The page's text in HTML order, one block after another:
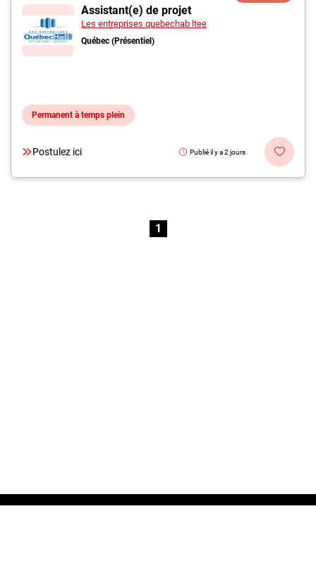
Assistant(e) de projet
Les entreprises quebechab ltee
Québec (Présentiel)
Permanent à temps plein
Postulez ici Publié il y a 2 jours
1